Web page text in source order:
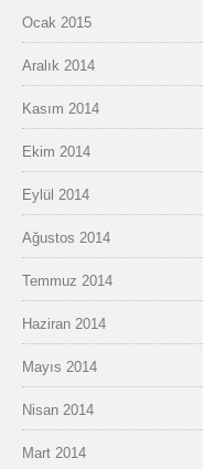
Ocak 2015
Aralık 2014
Kasım 2014
Ekim 2014
Eylül 2014
Ağustos 2014
Temmuz 2014
Haziran 2014
Mayıs 2014
Nisan 2014
Mart 2014